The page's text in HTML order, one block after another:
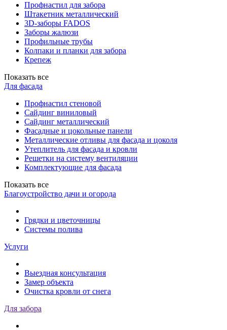
Профнастил для забора
Штакетник металлический
3D-заборы FADOS
Заборы жалюзи
Профильные трубы
Колпаки и планки для забора
Крепеж
Показать все
Для фасада
Профнастил стеновой
Сайдинг виниловый
Сайдинг металлический
Фасадные и цокольные панели
Металлические отливы для фасада и цоколя
Утеплитель для фасада и кровли
Решетки на систему вентиляции
Комплектующие для фасада
Показать все
Благоустройство дачи и огорода
Грядки и цветочницы
Системы полива
Услуги
Выездная консультация
Замер объекта
Очистка кровли от снега
Для забора